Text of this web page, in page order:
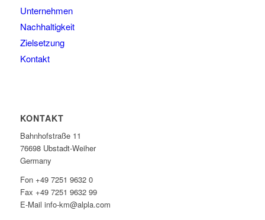
Unternehmen
Nachhaltigkeit
Zielsetzung
Kontakt
KONTAKT
Bahnhofstraße 11
76698 Ubstadt-Weiher
Germany
Fon +49 7251 9632 0
Fax +49 7251 9632 99
E-Mail info-km@alpla.com